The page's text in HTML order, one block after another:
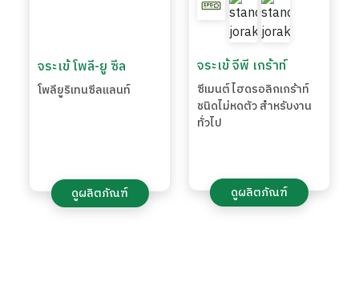
จระเข้ โพลี-ยู ซีล
โพลียูริเทนซีลแลนท์
ดูผลิตภัณฑ์
จระเข้ จีพี เกร้าท์
ซีเมนต์ไฮดรอลิกเกร้าท์
ชนิดไม่หดตัว สำหรับงาน
ทั่วไป
ดูผลิตภัณฑ์